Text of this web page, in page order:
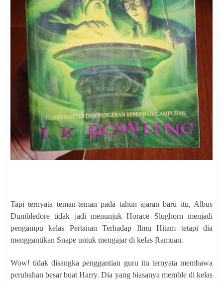
Tapi ternyata teman-teman pada tahun ajaran baru itu, Albus
Dumbledore tidak jadi menunjuk Horace Slughorn menjadi
pengampu kelas Pertanan Terhadap Ilmu Hitam tetapi dia
menggantikan Snape untuk mengajar di kelas Ramuan.
Wow! tidak disangka penggantian guru itu ternyata membawa
perubahan besar buat Harry. Dia yang biasanya memble di kelas